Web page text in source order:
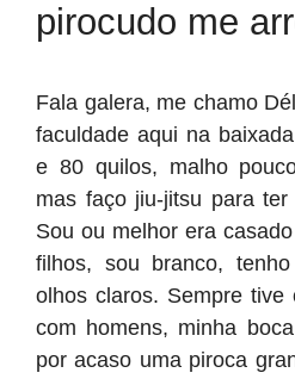
pirocudo me
Fala galera, me chamo
faculdade aqui na
e 80 quilos, malho
mas faço jiu-jitsu para
Sou ou melhor era
filhos, sou branco,
olhos claros. Sempre tive
com homens, minha
por acaso uma piroca